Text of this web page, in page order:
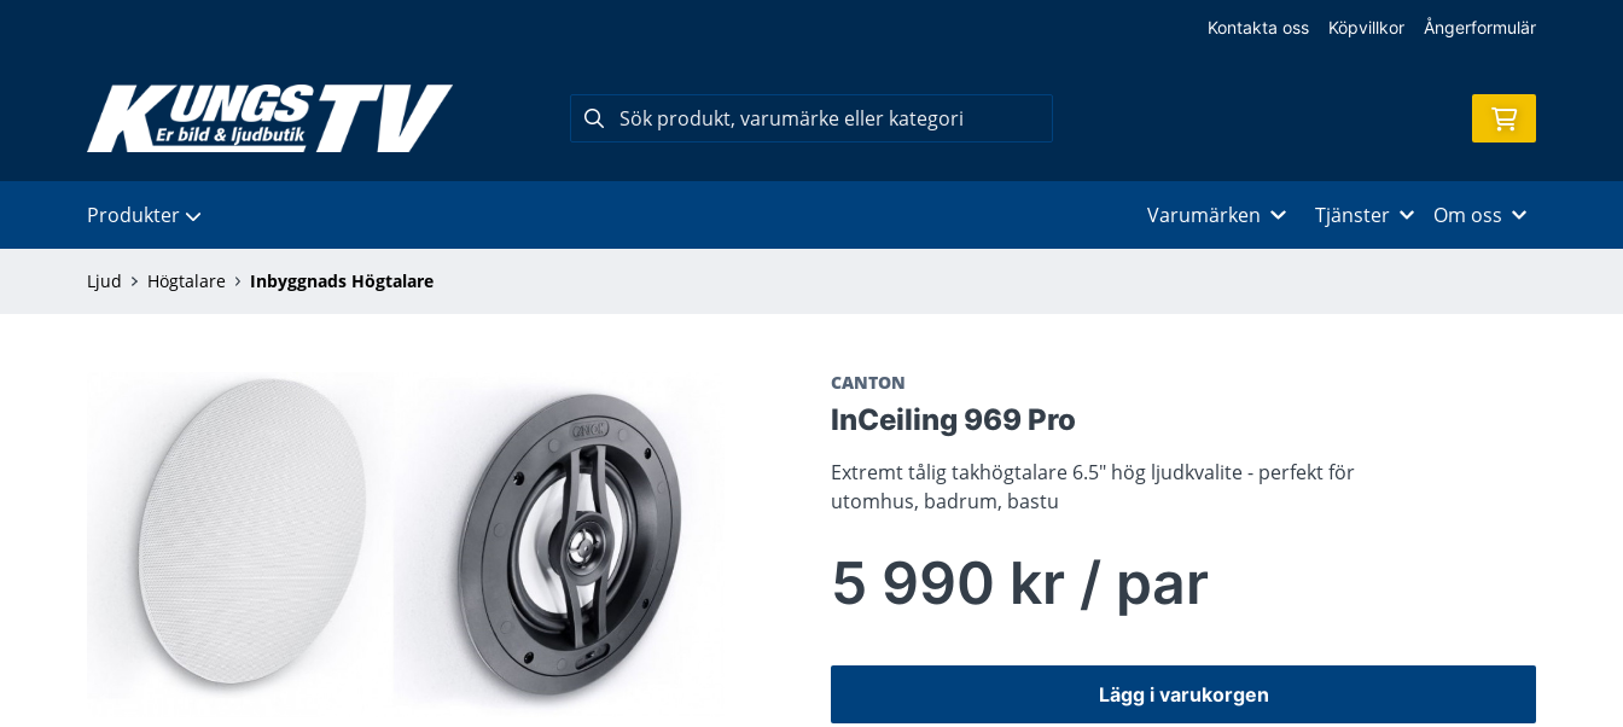
Kontakta oss Köpvillkor Ångerformulär
Produkter Varumärken Tjänster Om oss
Ljud Högtalare Inbyggnads Högtalare
CANTON
InCeiling 969 Pro
Extremt tålig takhögtalare 6.5" hög ljudkvalite - perfekt för
utomhus, badrum, bastu
5 990 kr / par
Lägg i varukorgen